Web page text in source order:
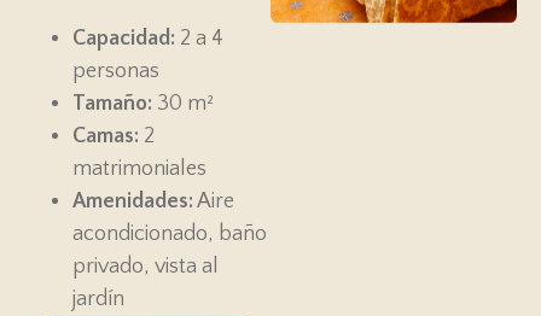
Capacidad: 2 a 4
personas
Tamaño: 30 m²
Camas: 2
matrimoniales
Amenidades: Aire
acondicionado, baño
privado, vista al
jardín